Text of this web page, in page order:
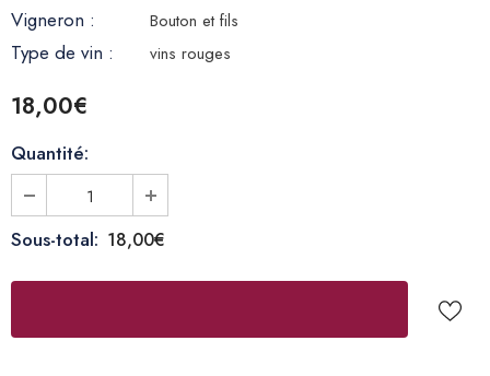
Vigneron : Bouton et fils
Type de vin : vins rouges
18,00€
Quantité:
Sous-total: 18,00€